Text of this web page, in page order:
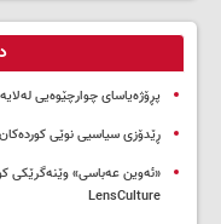
پڕۆژەیاسای چوارچێوەیی
ڕێدۆزی سیاسیی نوێی کوردەکان
LensCulture